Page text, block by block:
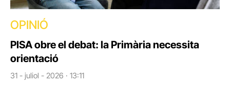
OPINIÓ
PISA obre el debat: la Primària necessita
orientació
31 - juliol - 2026 · 13:11